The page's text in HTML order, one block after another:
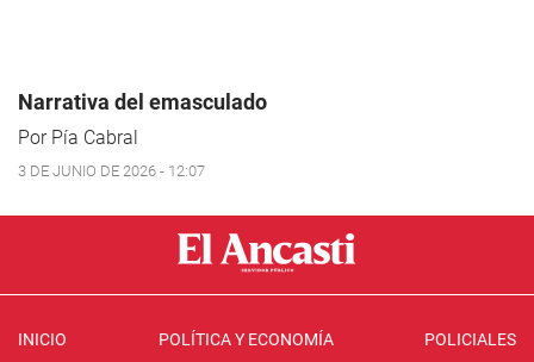
Narrativa del emasculado
Por Pía Cabral
3 DE JUNIO DE 2026 - 12:07
INICIO POLÍTICA Y ECONOMÍA POLICIALES